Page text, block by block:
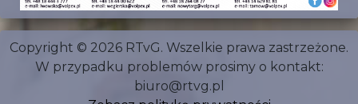
Copyright © 2026 RTvG. Wszelkie prawa zastrzeżone.
W przypadku problemów prosimy o kontakt:
biuro@rtvg.pl